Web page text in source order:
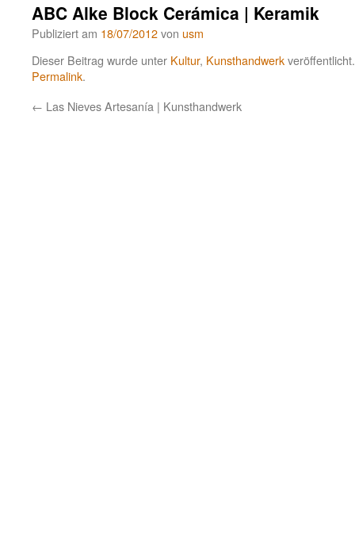
ABC Alke Block Cerámica | Keramik
Publiziert am 18/07/2012von usm
Dieser Beitrag wurde unter Kultur, Kunsthandwerk
Permalink.
← Las Nieves Artesanía | Kunsthandwerk